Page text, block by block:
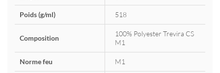
Poids (g/ml) 518
Composition
100% Polyester Trevira CS
M1
Norme feu M1